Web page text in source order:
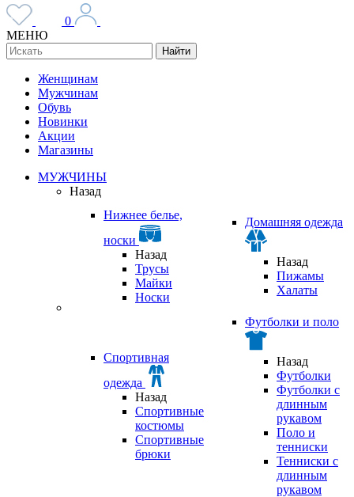
0
МЕНЮ
Найти
Женщинам
Мужчинам
Обувь
Новинки
Акции
Магазины
МУЖЧИНЫ
Назад
Нижнее белье,
носки
Назад
Трусы
Майки
Носки
Домашняя одежда
Назад
Пижамы
Халаты
Спортивная
одежда
Назад
Спортивные
костюмы
Спортивные
брюки
Футболки и поло
Назад
Футболки
Футболки с
длинным
рукавом
Поло и
тенниски
Тенниски с
длинным
рукавом